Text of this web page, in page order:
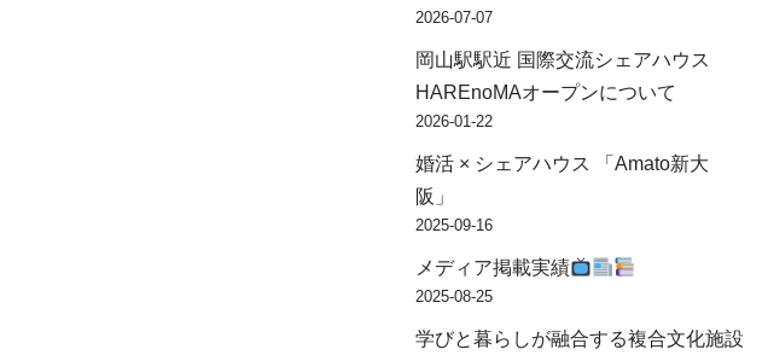
2026-07-07
岡山駅駅近 国際交流シェアハウス
HAREnoMAオープンについて
2026-01-22
婚活 × シェアハウス 「Amato新大
阪」
2025-09-16
メディア掲載実績
2025-08-25
学びと暮らしが融合する複合文化施設